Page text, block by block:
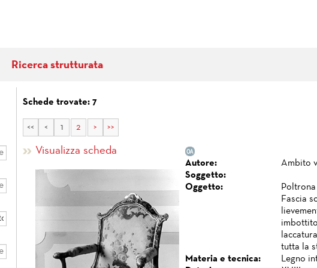
Ricerca strutturata
Schede trovate: 7
<< < 1 2 > >>
Visualizza scheda
Autore:
Ambito
Soggetto:
Oggetto:
Fascia
tutta la
Materia e tecnica:
Legno